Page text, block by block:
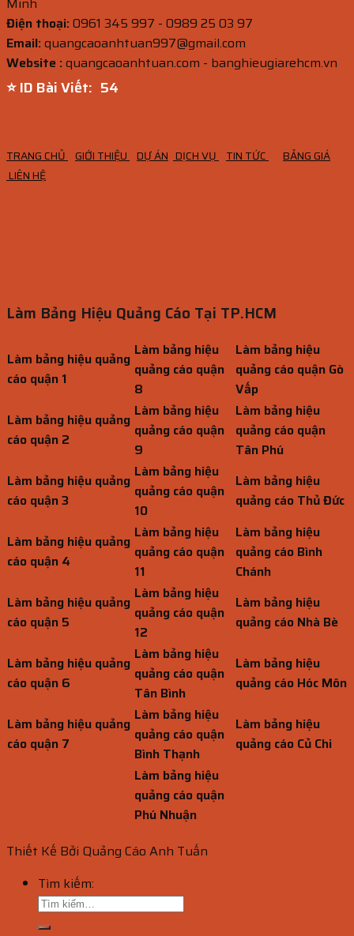
Điện thoại:0961 345 997 - 0989 25 03 97
Email:quangcaoanhtuan997@gmail.com
Website :quangcaoanhtuan.com - banghieugiarehcm.vn
⭐ ID Bài Viết: 53
TRANG CHỦ GIỚI THIỆU DỰ ÁN DỊCH VỤ TIN TỨC
BẢNG GIÁ
LIÊN HỆ
Làm Bảng Hiệu Quảng Cáo Tại TP.HCM
Làm bảng hiệu quảng
cáo quận 1
Làm bảng hiệu
quảng cáo quận
8
Làm bảng hiệu
quảng cáo quận Gò
Vấp
Làm bảng hiệu quảng
cáo quận 2
Làm bảng hiệu
quảng cáo quận
9
Làm bảng hiệu
quảng cáo quận
Tân Phú
Làm bảng hiệu quảng
cáo quận 3
Làm bảng hiệu
quảng cáo quận
10
Làm bảng hiệu
quảng cáo Thủ Đức
Làm bảng hiệu quảng
cáo quận 4
Làm bảng hiệu
quảng cáo quận
11
Làm bảng hiệu
quảng cáo Bình
Chánh
Làm bảng hiệu quảng
cáo quận 5
Làm bảng hiệu
quảng cáo quận
12
Làm bảng hiệu
quảng cáo Nhà Bè
Làm bảng hiệu quảng
cáo quận 6
Làm bảng hiệu
quảng cáo quận
Tân Bình
Làm bảng hiệu
quảng cáo Hóc Môn
Làm bảng hiệu quảng
cáo quận 7
Làm bảng hiệu
quảng cáo quận
Bình Thạnh
Làm bảng hiệu
quảng cáo Củ Chi
Làm bảng hiệu
quảng cáo quận
Phú Nhuận
Thiết Kế Bởi Quảng Cáo Anh Tuấn
Tìm kiếm: